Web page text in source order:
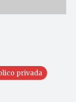
privada